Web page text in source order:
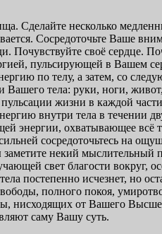
Сделайте несколько
Сосредоточьте Ваше
своё сердце.
пульсирующей в Вашем
по телу, а затем, со
тела: руки, ноги,
жизни в каждой
внутри тела в течении
энергии, охватывающее всё
сосредоточьтесь на
некий мыслительный
свет благости вокруг,
постепенно исчезнет, но
полного покоя,
нисходящих от Вашего
саму Вашу суть.